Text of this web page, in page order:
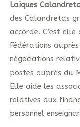
Laïques
des Calandretas
accorde. C’est
Fédérations
négociations
postes auprès du
Elle aide les
relatives aux
personnel